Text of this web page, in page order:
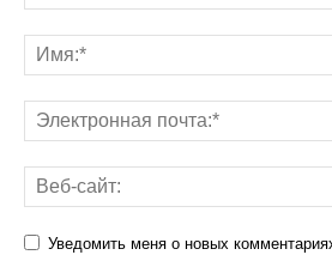
Уведомить меня о новых